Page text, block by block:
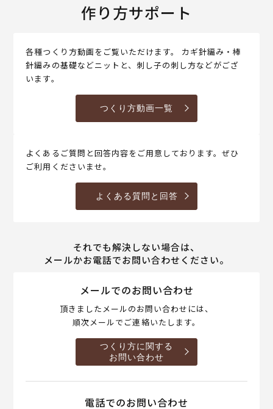
作り方サポート
各種つくり方動画をご覧いただけます。 カギ針編み・棒
針編みの基礎などニットと、刺し子の刺し方などがござ
います。
つくり方動画一覧
よくあるご質問と回答内容をご用意しております。ぜひ
ご利用くださいませ。
よくある質問と回答
それでも解決しない場合は、
メールかお電話でお問い合わせください。
メールでのお問い合わせ
頂きましたメールのお問い合わせには、
順次メールでご連絡いたします。
つくり方に関する
お問い合わせ
電話でのお問い合わせ